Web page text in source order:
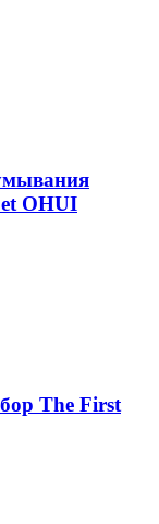
OHUI
The First